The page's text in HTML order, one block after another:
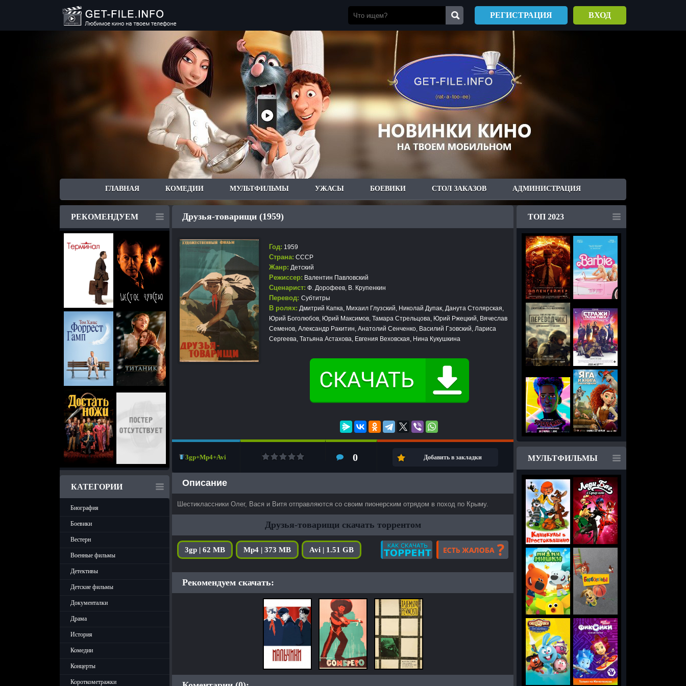
РЕГИСТРАЦИЯ ВХОД
ГЛАВНАЯ КОМЕДИИ МУЛЬТФИЛЬМЫ УЖАСЫ БОЕВИКИ СТОЛ ЗАКАЗОВ АДМИНИСТРАЦИЯ
РЕКОМЕНДУЕМ
КАТЕГОРИИ
Биография
Боевики
Вестерн
Военные фильмы
Детективы
Детские фильмы
Документалки
Драма
История
Комедии
Концерты
Короткометражки
Друзья-товарищи (1959)
Год: 1959
Страна: СССР
Жанр: Детский
Режиссер: Валентин Павловский
Сценарист: Ф. Дорофеев, В. Крупенкин
Перевод: Субтитры
В ролях: Дмитрий Капка, Михаил Глузский, Николай Дупак, Данута Столярская,
Юрий Боголюбов, Юрий Максимов, Тамара Стрельцова, Юрий Ржецкий, Вячеслав
Семенов, Александр Ракитин, Анатолий Сенченко, Василий Гзовский, Лариса
Сергеева, Татьяна Астахова, Евгения Веховская, Нина Кукушкина
3gp+Mp4+Avi 0 Добавить в закладки
Описание
Шестиклассники Олег, Вася и Витя отправляются со своим пионерским отрядом в поход по Крыму.
Друзья-товарищи скачать торрентом
3gp | 62 MB Mp4 | 373 MB Avi | 1.51 GB
Рекомендуем скачать:
ТОП 2023
МУЛЬТФИЛЬМЫ